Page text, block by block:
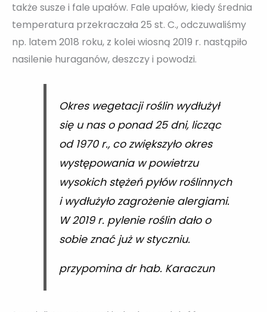
także susze i fale upałów. Fale upałów, kiedy średnia
temperatura przekraczała 25 st. C., odczuwaliśmy
np. latem 2018 roku, z kolei wiosną 2019 r. nastąpiło
nasilenie huraganów, deszczy i powodzi.
Okres wegetacji roślin wydłużył
się u nas o ponad 25 dni, licząc
od 1970 r., co zwiększyło okres
występowania w powietrzu
wysokich stężeń pyłów roślinnych
i wydłużyło zagrożenie alergiami.
W 2019 r. pylenie roślin dało o
sobie znać już w styczniu.
przypomina dr hab. Karaczun